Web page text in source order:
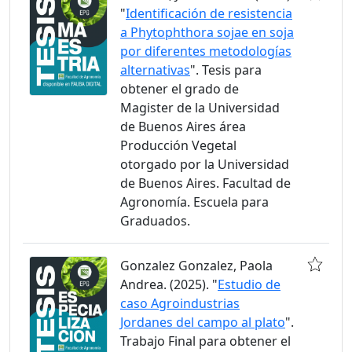
"Identificación de resistencia
a Phytophthora sojae en soja
por diferentes metodologías
alternativas". Tesis para
obtener el grado de
Magister de la Universidad
de Buenos Aires área
Producción Vegetal
otorgado por la Universidad
de Buenos Aires. Facultad de
Agronomía. Escuela para
Graduados.
Gonzalez Gonzalez, Paola
Andrea. (2025). "Estudio de
caso Agroindustrias
Jordanes del campo al plato".
Trabajo Final para obtener el